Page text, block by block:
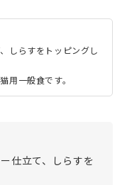
しらすをトッピングし
用一般食です。
仕立て、しらすを